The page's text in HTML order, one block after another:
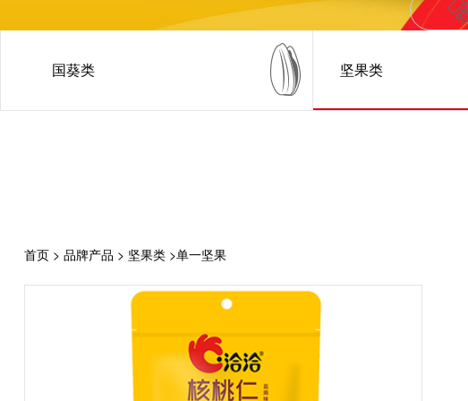
国葵类 坚果类
首页> 品牌产品 > 坚果类>单一坚果